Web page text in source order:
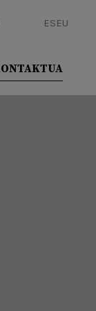
ESEU